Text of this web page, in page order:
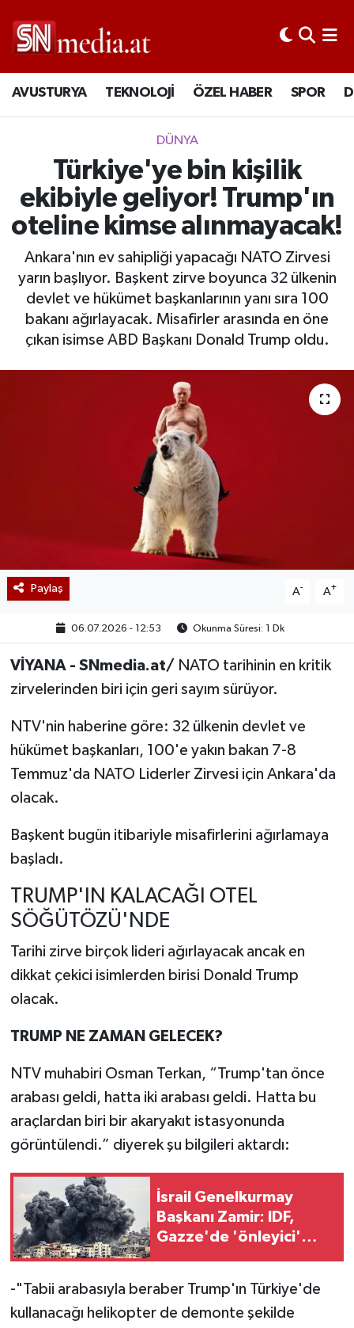
AVUSTURYA TEKNOLOJİ ÖZEL HABER SPOR
DÜNYA
Türkiye'ye bin kişilik
ekibiyle geliyor! Trump'ın
oteline kimse alınmayacak!
Ankara'nın ev sahipliği yapacağı NATO Zirvesi
yarın başlıyor. Başkent zirve boyunca 32 ülkenin
devlet ve hükümet başkanlarının yanı sıra 100
bakanı ağırlayacak. Misafirler arasında en öne
çıkan isimse ABD Başkanı Donald Trump oldu.
Paylaş A- A+
06.07.2026 - 12:53 Okunma Süresi: 1 Dk
VİYANA - SNmedia.at/ NATO tarihinin en kritik
zirvelerinden biri için geri sayım sürüyor.
NTV'nin haberine göre: 32 ülkenin devlet ve
hükümet başkanları, 100'e yakın bakan 7-8
Temmuz'da NATO Liderler Zirvesi için Ankara'da
olacak.
Başkent bugün itibariyle misafirlerini ağırlamaya
başladı.
TRUMP'IN KALACAĞI OTEL
SÖĞÜTÖZÜ'NDE
Tarihi zirve birçok lideri ağırlayacak ancak en
dikkat çekici isimlerden birisi Donald Trump
olacak.
TRUMP NE ZAMAN GELECEK?
NTV muhabiri Osman Terkan, “Trump'tan önce
arabası geldi, hatta iki arabası geldi. Hatta bu
araçlardan biri bir akaryakıt istasyonunda
görüntülendi.” diyerek şu bilgileri aktardı:
İsrail Genelkurmay
Başkanı Zamir: IDF,
Gazze'de 'önleyici'
-"Tabii arabasıyla beraber Trump'ın Türkiye'de
kullanacağı helikopter de demonte şekilde